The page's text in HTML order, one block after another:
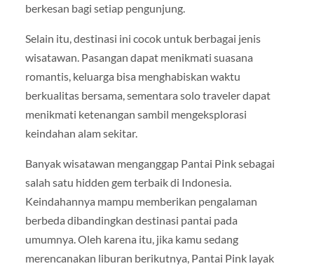
berkesan bagi setiap pengunjung.
Selain itu, destinasi ini cocok untuk berbagai jenis
wisatawan. Pasangan dapat menikmati suasana
romantis, keluarga bisa menghabiskan waktu
berkualitas bersama, sementara solo traveler dapat
menikmati ketenangan sambil mengeksplorasi
keindahan alam sekitar.
Banyak wisatawan menganggap Pantai Pink sebagai
salah satu hidden gem terbaik di Indonesia.
Keindahannya mampu memberikan pengalaman
berbeda dibandingkan destinasi pantai pada
umumnya. Oleh karena itu, jika kamu sedang
merencanakan liburan berikutnya, Pantai Pink layak